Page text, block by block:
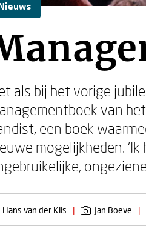
als bij het vorige
van
een boek
mogelijkheden.
Hans van der Klis | Jan Boeve |